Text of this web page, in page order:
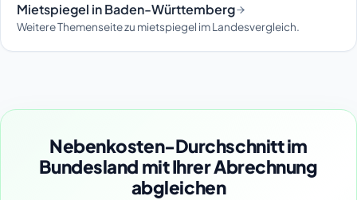
Mietspiegel in Baden-Württemberg
Weitere Themenseite zu mietspiegel im Landesvergleich.
Nebenkosten-Durchschnitt im
Bundesland mit Ihrer Abrechnung
abgleichen